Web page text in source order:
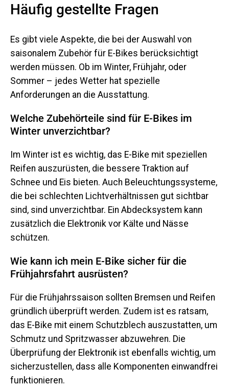
Häufig gestellte Fragen
Es gibt viele Aspekte, die bei der Auswahl von
saisonalem Zubehör für E-Bikes berücksichtigt
werden müssen. Ob im Winter, Frühjahr, oder
Sommer – jedes Wetter hat spezielle
Anforderungen an die Ausstattung.
Welche Zubehörteile sind für E-Bikes im
Winter unverzichtbar?
Im Winter ist es wichtig, das E-Bike mit speziellen
Reifen auszurüsten, die bessere Traktion auf
Schnee und Eis bieten. Auch Beleuchtungssysteme,
die bei schlechten Lichtverhältnissen gut sichtbar
sind, sind unverzichtbar. Ein Abdecksystem kann
zusätzlich die Elektronik vor Kälte und Nässe
schützen.
Wie kann ich mein E-Bike sicher für die
Frühjahrsfahrt ausrüsten?
Für die Frühjahrssaison sollten Bremsen und Reifen
gründlich überprüft werden. Zudem ist es ratsam,
das E-Bike mit einem Schutzblech auszustatten, um
Schmutz und Spritzwasser abzuwehren. Die
Überprüfung der Elektronik ist ebenfalls wichtig, um
sicherzustellen, dass alle Komponenten einwandfrei
funktionieren.